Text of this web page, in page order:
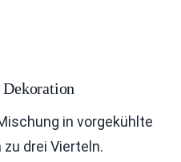
in vorgekühlte
zu drei Vierteln.